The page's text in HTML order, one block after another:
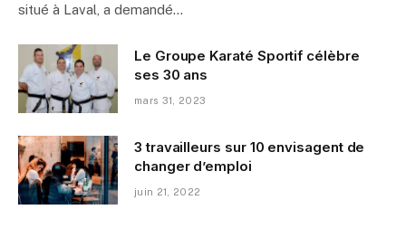
situé à Laval, a demandé…
Le Groupe Karaté Sportif célèbre
ses 30 ans
mars 31, 2023
3 travailleurs sur 10 envisagent de
changer d’emploi
juin 21, 2022